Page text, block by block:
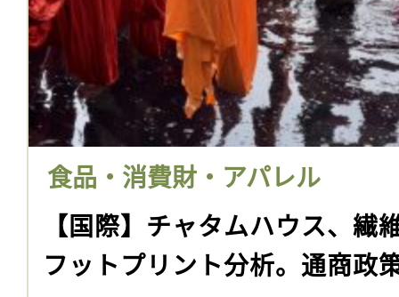
食品・消費財・アパレル
【国際】チャタムハウス、繊
フットプリント分析。通商政